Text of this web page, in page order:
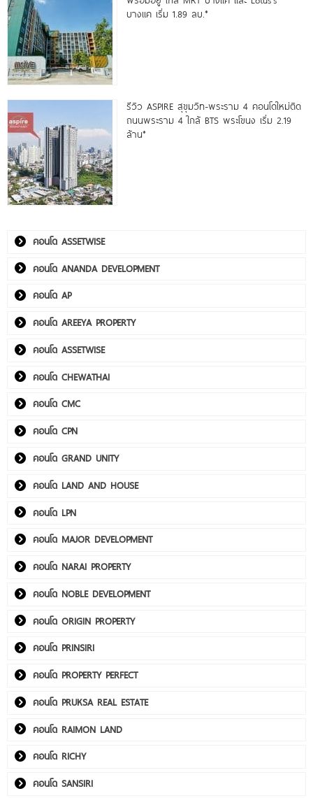
บางแค เริ่ม 1.89 ลบ.*
รีวิว ASPIRE สุขุมวิท-พระราม 4 คอนโดใหม่ติด
ถนนพระราม 4 ใกล้ BTS พระโขนง เริ่ม 2.19
ล้าน*
คอนโด ASSETWISE
คอนโด ANANDA DEVELOPMENT
คอนโด AP
คอนโด AREEYA PROPERTY
คอนโด ASSETWISE
คอนโด CHEWATHAI
คอนโด CMC
คอนโด CPN
คอนโด GRAND UNITY
คอนโด LAND AND HOUSE
คอนโด LPN
คอนโด MAJOR DEVELOPMENT
คอนโด NARAI PROPERTY
คอนโด NOBLE DEVELOPMENT
คอนโด ORIGIN PROPERTY
คอนโด PRINSIRI
คอนโด PROPERTY PERFECT
คอนโด PRUKSA REAL ESTATE
คอนโด RAIMON LAND
คอนโด RICHY
คอนโด SANSIRI